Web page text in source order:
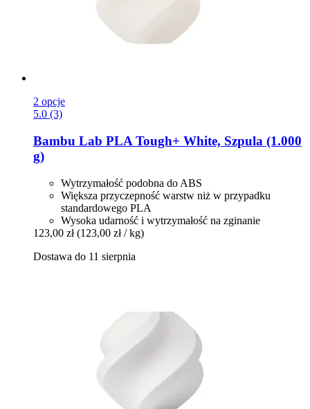
2 opcje
5.0 (3)
Bambu Lab PLA Tough+ White, Szpula (1.000
g)
Wytrzymałość podobna do ABS
Większa przyczepność warstw niż w przypadku
standardowego PLA
Wysoka udarność i wytrzymałość na zginanie
123,00 zł (123,00 zł / kg)
Dostawa do 11 sierpnia